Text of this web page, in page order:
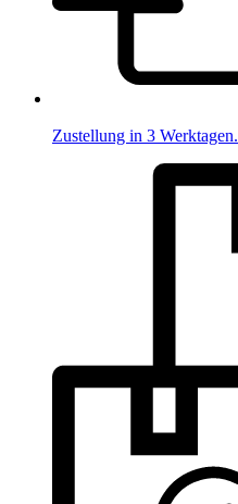
Zustellung in 3 Werktagen.